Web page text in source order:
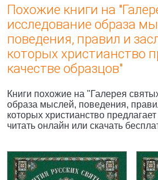
Похожие книги на
исследование образа
поведения, правил и
которых христианство
качестве образцов"
Книги похожие на "Галерея
образа мыслей, поведения,
которых христианство
читать онлайн или скачать